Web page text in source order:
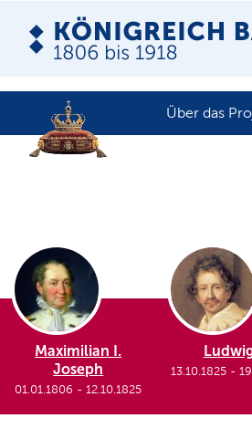
Über das
Maximilian I.
Joseph
01.01.1806 -12.10.1825
13.10.1825 -